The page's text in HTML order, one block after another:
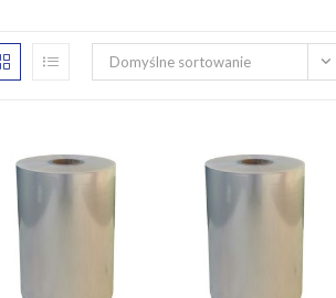
Domyślne sortowanie